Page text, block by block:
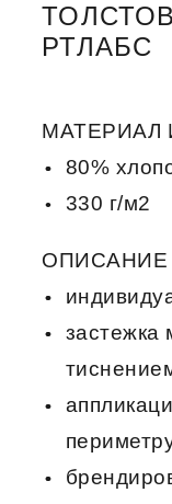
РТЛАБС
МАТЕРИАЛ
80%
330 г/м2
ОПИСАНИЕ
застежка